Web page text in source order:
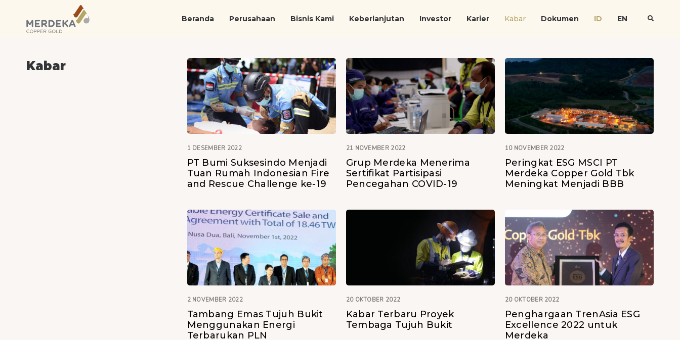
primary
Beranda Perusahaan Bisnis Kami Keberlanjutan Investor Karier Kabar Dokumen ID EN
Kabar
1 DESEMBER 2022
PT Bumi Suksesindo Menjadi
Tuan Rumah Indonesian Fire
and Rescue Challenge ke-19
21 NOVEMBER 2022
Grup Merdeka Menerima
Sertifikat Partisipasi
Pencegahan COVID-19
10 NOVEMBER 2022
Peringkat ESG MSCI PT
Merdeka Copper Gold Tbk
Meningkat Menjadi BBB
2 NOVEMBER 2022
Tambang Emas Tujuh Bukit
Menggunakan Energi
Terbarukan PLN
20 OKTOBER 2022
Kabar Terbaru Proyek
Tembaga Tujuh Bukit
20 OKTOBER 2022
Penghargaan TrenAsia ESG
Excellence 2022 untuk
Merdeka